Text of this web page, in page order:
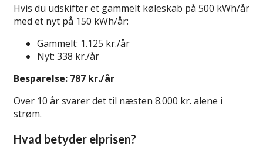
Hvis du udskifter et gammelt køleskab på 500 kWh/år
med et nyt på 150 kWh/år:
Gammelt: 1.125 kr./år
Nyt: 338 kr./år
Besparelse: 787 kr./år
Over 10 år svarer det til næsten 8.000 kr. alene i
strøm.
Hvad betyder elprisen?